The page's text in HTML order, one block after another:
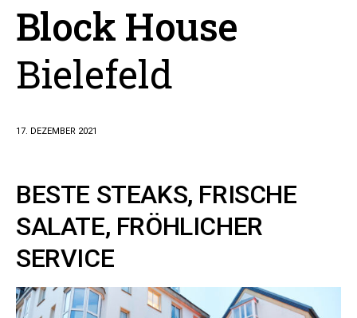
Block House
Bielefeld
17. DEZEMBER 2021
BESTE STEAKS, FRISCHE
SALATE, FRÖHLICHER
SERVICE